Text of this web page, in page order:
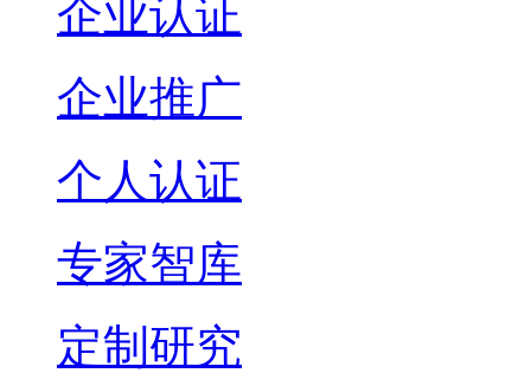
企业认证
企业推广
个人认证
专家智库
定制研究